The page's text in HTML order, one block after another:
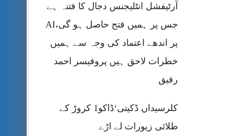
آرٹیفشل انٹلیجنس دجال کا فتنہ ہے
جس پر ہمیں فتح حاصل ہو گی،AI
پر اندھے اعتماد کی وجہ سے ہمیں
خطرات لاحق ہیں پروفیسر احمد
رفیق
کلرسیداں ڈکیتی‘ڈاکو1 کروڑ کے
طلائی زیورات لے اڑے